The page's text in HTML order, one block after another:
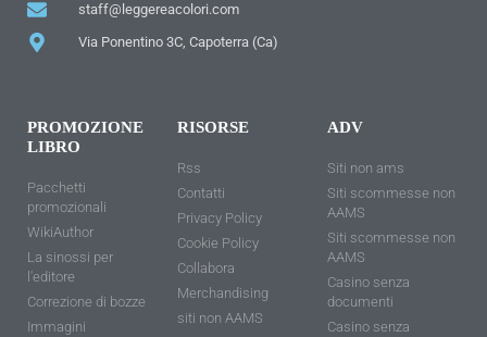
staff@leggereacolori.com
Via Ponentino 3C, Capoterra (Ca)
PROMOZIONE
LIBRO
Pacchetti
promozionali
WikiAuthor
La sinossi per
l'editore
Correzione di bozze
Immagini
RISORSE
Rss
Contatti
Privacy Policy
Cookie Policy
Collabora
Merchandising
siti non AAMS
ADV
Siti non ams
Siti scommesse non
AAMS
Siti scommesse non
AAMS
Casino senza
documenti
Casino senza